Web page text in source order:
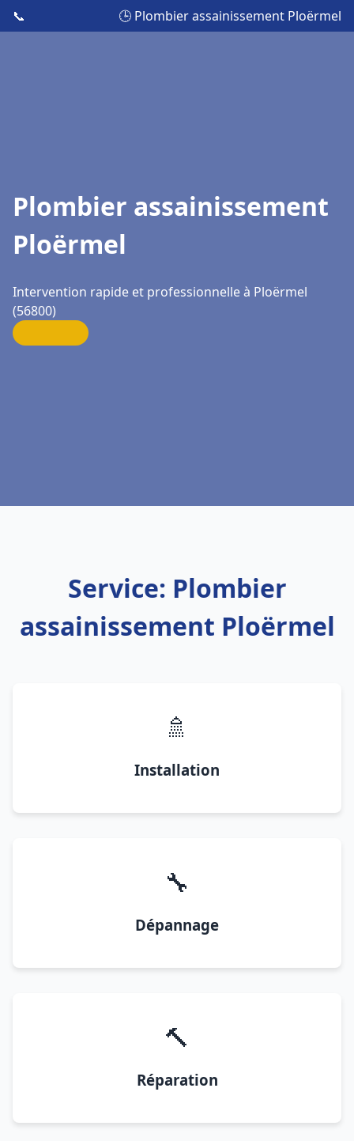
📞 🕒 Plombier assainissement Ploërmel
Plombier assainissement
Ploërmel
Intervention rapide et professionnelle à Ploërmel
(56800)
Service: Plombier
assainissement Ploërmel
🚿
Installation
🔧
Dépannage
🔨
Réparation